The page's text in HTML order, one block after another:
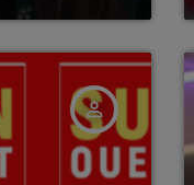
person_outline